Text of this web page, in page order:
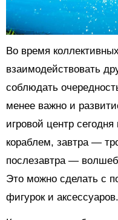
Во время
взаимодействовать
соблюдать
менее важно и
игровой центр
кораблем, завтра —
послезавтра —
Это можно сделать с
фигурок и аксессуаров.